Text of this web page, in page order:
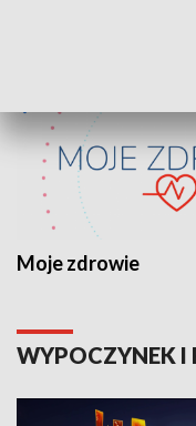
Moje zdrowie
WYPOCZYNEK I